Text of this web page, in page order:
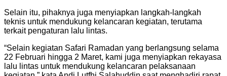
Selain itu, pihaknya juga menyiapkan langkah-langkah
teknis untuk mendukung kelancaran kegiatan, terutama
terkait pengaturan lalu lintas.
“Selain kegiatan Safari Ramadan yang berlangsung selama
22 Februari hingga 2 Maret, kami juga menyiapkan rekayasa
lalu lintas untuk mendukung kelancaran pelaksanaan